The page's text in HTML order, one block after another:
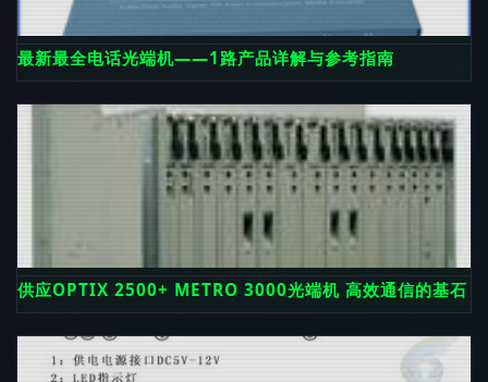
最新最全电话光端机——1路产品详解与参考指南
供应OPTIX 2500+ METRO 3000光端机 高效通信的基石，